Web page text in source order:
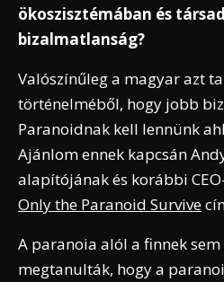
ökoszisztémában és
bizalmatlanság?
Valószínűleg a magyar azt
történelméből, hogy jobb
Paranoidnak kell lennünk
Ajánlom ennek kapcsán
alapítójának és korábbi
Only the Paranoid Survive
A paranoia alól a finnek
megtanulták, hogy a